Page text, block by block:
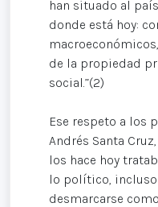
han situado al
donde está hoy:
de la propiedad
social.”(2)
Ese respeto a los
Andrés Santa
los hace hoy
lo político,
desmarcarse